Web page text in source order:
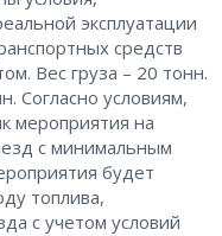
эксплуатации
средств
Вес груза – 20 тонн.
Согласно условиям,
мероприятия на
с минимальным
будет
топлива,
с учетом условий